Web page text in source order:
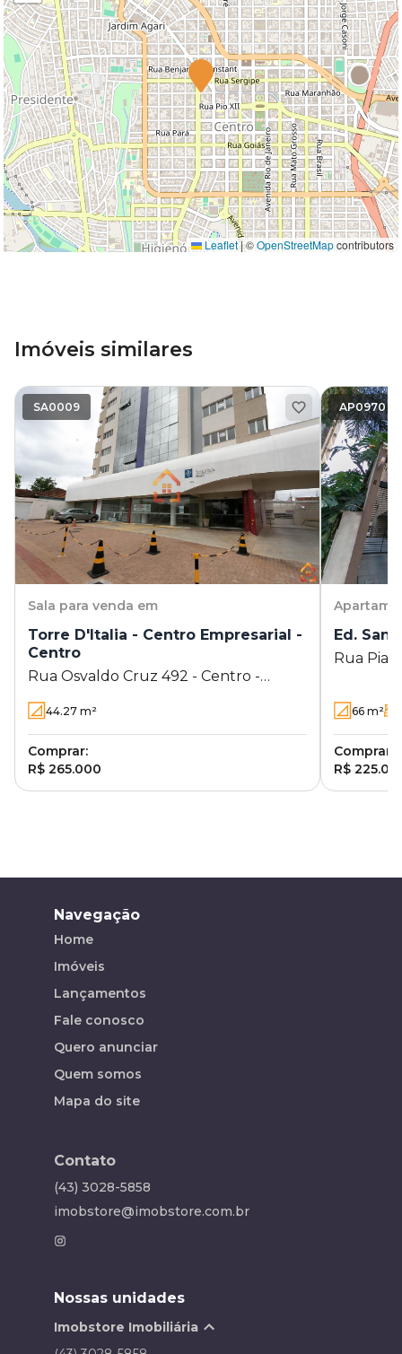
Leaflet|©OpenStreetMapcontributors
Imóveis similares
SA0009
Sala para venda em
Torre D'Italia - Centro Empresarial -
Centro
Rua Osvaldo Cruz 492 - Centro -
Ibiporã - PR
44.27 m²
Comprar:
R$ 265.000
AP0970
Ed.
Rua
66 m²
Comprar:
R$
Navegação
Home
Imóveis
Lançamentos
Fale conosco
Quero anunciar
Quem somos
Mapa do site
Contato
(43) 3028-5858
imobstore@imobstore.com.br
Nossas unidades
Imobstore Imobiliária